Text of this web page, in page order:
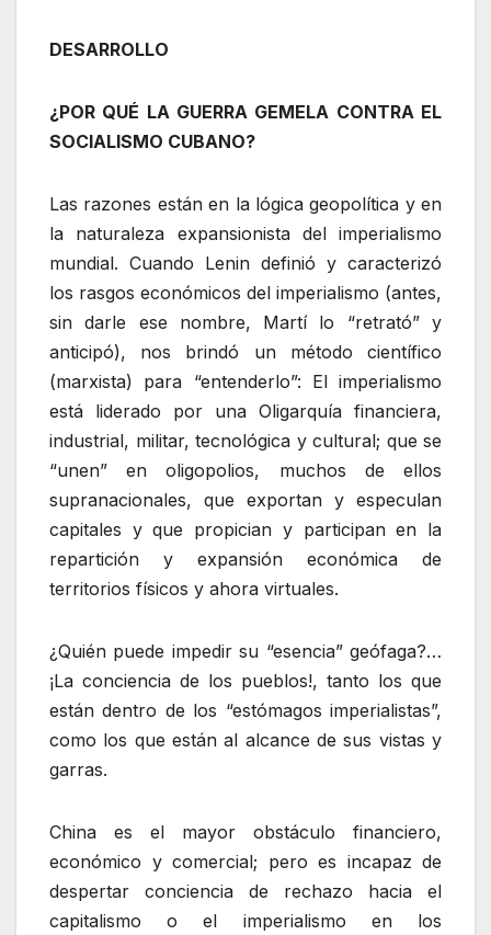
DESARROLLO
¿POR QUÉ LA GUERRA GEMELA CONTRA EL
SOCIALISMO CUBANO?
Las razones están en la lógica geopolítica y en
la naturaleza expansionista del imperialismo
mundial. Cuando Lenin definió y caracterizó
los rasgos económicos del imperialismo (antes,
sin darle ese nombre, Martí lo “retrató” y
anticipó), nos brindó un método científico
(marxista) para “entenderlo”: El imperialismo
está liderado por una Oligarquía financiera,
industrial, militar, tecnológica y cultural; que se
“unen” en oligopolios, muchos de ellos
supranacionales, que exportan y especulan
capitales y que propician y participan en la
repartición y expansión económica de
territorios físicos y ahora virtuales.
¿Quién puede impedir su “esencia” geófaga?…
¡La conciencia de los pueblos!, tanto los que
están dentro de los “estómagos imperialistas”,
como los que están al alcance de sus vistas y
garras.
China es el mayor obstáculo financiero,
económico y comercial; pero es incapaz de
despertar conciencia de rechazo hacia el
capitalismo o el imperialismo en los